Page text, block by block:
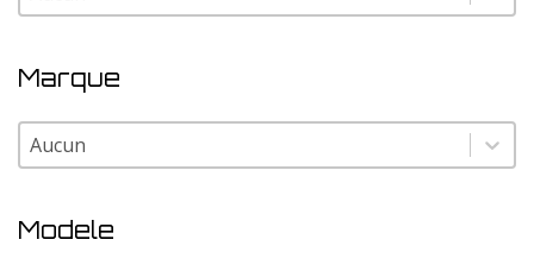
Marque
Marque
Marque
Modele